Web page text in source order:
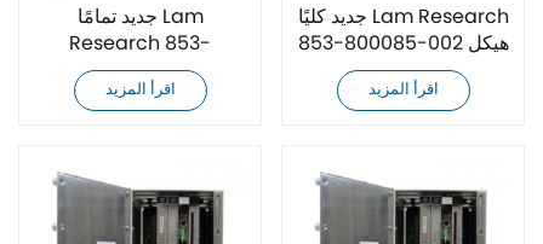
جديد تمامًا Lam
Research 853-
800085-025 هيكل VME
اقرأ المزيد
جديد كليًا Lam Research
853-800085-002 هيكل
VME
اقرأ المزيد